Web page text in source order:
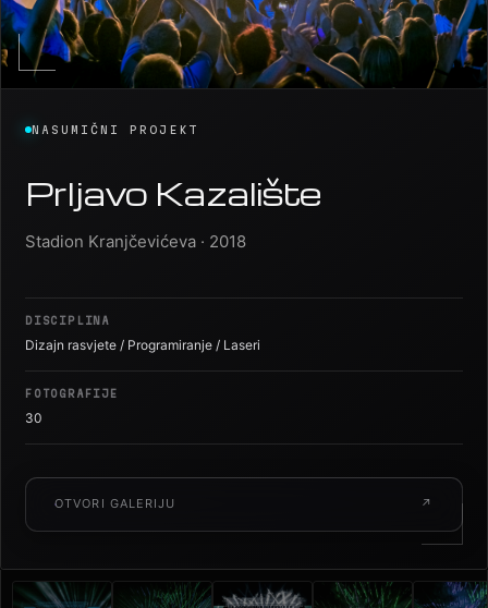
NASUMIČNI PROJEKT
Prljavo Kazalište
Stadion Kranjčevićeva · 2018
DISCIPLINA
Dizajn rasvjete / Programiranje / Laseri
FOTOGRAFIJE